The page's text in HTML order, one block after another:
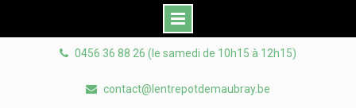
0456 36 88 26 (le samedi de 10h15 à 12h15)
contact@lentrepotdemaubray.be